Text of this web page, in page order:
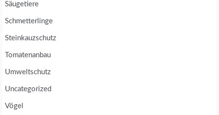
Säugetiere
Schmetterlinge
Steinkauzschutz
Tomatenanbau
Umweltschutz
Uncategorized
Vögel